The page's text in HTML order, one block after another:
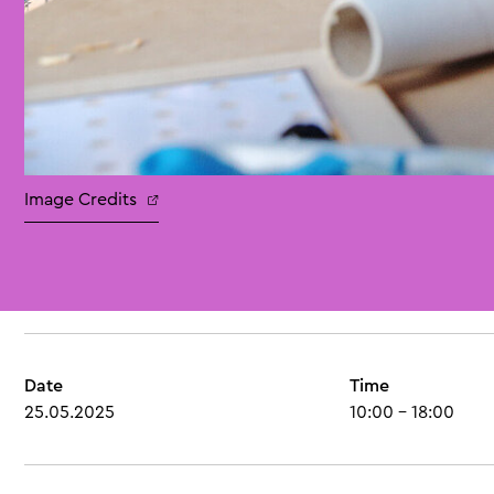
Image Credits
Date
25.05.2025
Time
10:00 - 18:00